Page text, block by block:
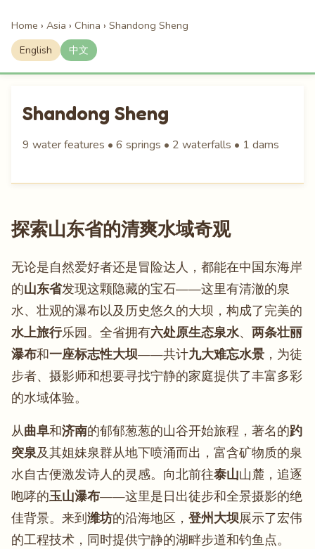
Home › Asia › China › Shandong Sheng
English 中文
Shandong Sheng
9 water features • 6 springs • 2 waterfalls • 1 dams
探索山东省的清爽水域奇观
无论是自然爱好者还是冒险达人，都能在中国东海岸
的山东省发现这颗隐藏的宝石——这里有清澈的泉
水、壮观的瀑布以及历史悠久的大坝，构成了完美的
水上旅行乐园。全省拥有六处原生态泉水、 两条壮丽
瀑布和一座标志性大坝——共计九大难忘水景 ，为徒
步者、摄影师和想要寻找宁静的家庭提供了丰富多彩
的水域体验。
从曲阜和济南的郁郁葱葱的山谷开始旅程，著名的趵
突泉及其姐妹泉群从地下喷涌而出，富含矿物质的泉
水自古便激发诗人的灵感。向北前往泰山山麓，追逐
咆哮的玉山瀑布——这里是日出徒步和全景摄影的绝
佳背景。来到潍坊的沿海地区， 登州大坝展示了宏伟
的工程技术，同时提供宁静的湖畔步道和钓鱼点。